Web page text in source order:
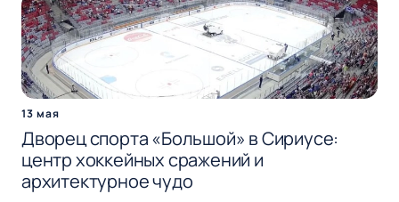
13 мая
Дворец спорта «Большой» в Сириусе:
центр хоккейных сражений и
архитектурное чудо